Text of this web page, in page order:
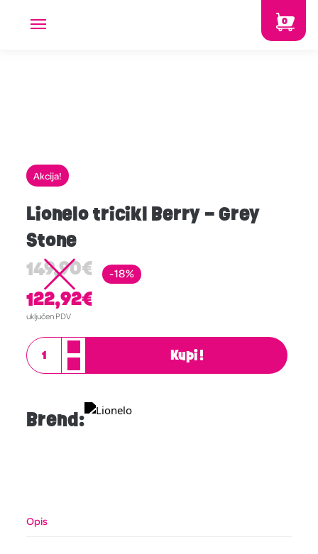
0
Akcija!
Lionelo tricikl Berry – Grey
Stone
149,90€
122,92€
uključen PDV
-18%
Kupi!
Brend:
Opis